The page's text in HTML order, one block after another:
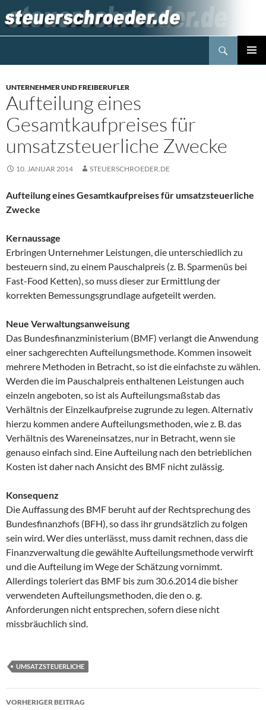
Inhalt
springen
UNTERNEHMER UND FREIBERUFLER
Aufteilung eines
Gesamtkaufpreises für
umsatzsteuerliche Zwecke
10. JANUAR 2014 STEUERSCHROEDER.DE
Aufteilung eines Gesamtkaufpreises für umsatzsteuerliche
Zwecke
Kernaussage
Erbringen Unternehmer Leistungen, die unterschiedlich zu
besteuern sind, zu einem Pauschalpreis (z. B. Sparmenüs bei
Fast-Food Ketten), so muss dieser zur Ermittlung der
korrekten Bemessungsgrundlage aufgeteilt werden.
Neue Verwaltungsanweisung
Das Bundesfinanzministerium (BMF) verlangt die Anwendung
einer sachgerechten Aufteilungsmethode. Kommen insoweit
mehrere Methoden in Betracht, so ist die einfachste zu wählen.
Werden die im Pauschalpreis enthaltenen Leistungen auch
einzeln angeboten, so ist als Aufteilungsmaßstab das
Verhältnis der Einzelkaufpreise zugrunde zu legen. Alternativ
hierzu kommen andere Aufteilungsmethoden, wie z. B. das
Verhältnis des Wareneinsatzes, nur in Betracht, wenn sie
genauso einfach sind. Eine Aufteilung nach den betrieblichen
Kosten ist daher nach Ansicht des BMF nicht zulässig.
Konsequenz
Die Auffassung des BMF beruht auf der Rechtsprechung des
Bundesfinanzhofs (BFH), so dass ihr grundsätzlich zu folgen
sein wird. Wer dies unterlässt, muss damit rechnen, dass die
Finanzverwaltung die gewählte Aufteilungsmethode verwirft
und die Aufteilung im Wege der Schätzung vornimmt.
Allerdings toleriert das BMF bis zum 30.6.2014 die bisher
verwendeten Aufteilungsmethoden, die den o. g.
Anforderungen nicht entsprechen, sofern diese nicht
missbräuchlich sind.
UMSATZSTEUERLICHE
Beitragsnavigation
VORHERIGER BEITRAG